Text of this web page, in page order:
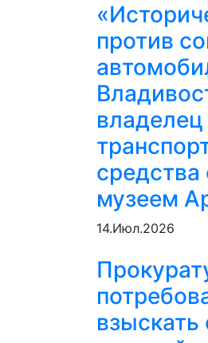
против
владелец
средства
музеем
14.Июл.2026